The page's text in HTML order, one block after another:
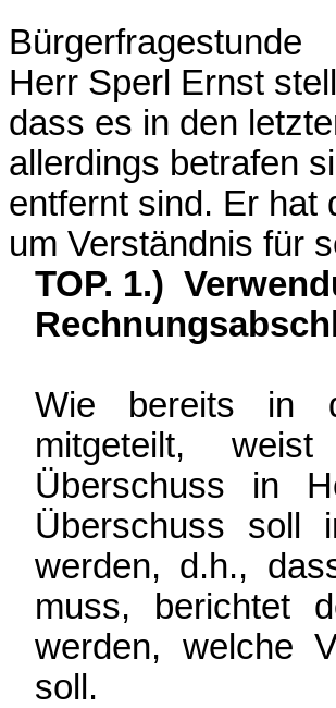
Bürgerfragestunde
Herr Sperl Ernst
dass es in den
allerdings betrafen
entfernt sind. Er hat
um Verständnis für
TOP. 1.)
Wie bereits in
mitgeteilt,
Überschuss in
Überschuss soll
werden, d.h.,
muss, berichtet
werden, welche
soll.